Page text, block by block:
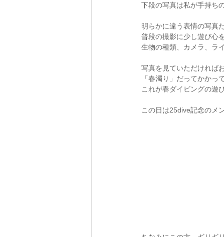
下段の写真は私が手持ち
明らかに違う表情の写真
普段の撮影に少し遊び心
生物の種類、カメラ、ラ
写真を見ていただければ
「春濁り」だってかかっ
これが春ダイビングの遊
この日は25dive記念のメ